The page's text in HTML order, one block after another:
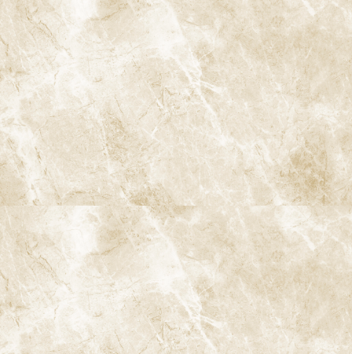
当院の特長
診療内容
症例集
よくあるご質問
料金表・その他
医院情報
診療 / 交通
ブログ